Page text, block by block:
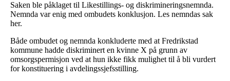
Saken ble påklaget til Likestillings- og diskrimineringsnemnda.
Nemnda var enig med ombudets konklusjon. Les nemndas sak
her.
Både ombudet og nemnda konkluderte med at Fredrikstad
kommune hadde diskriminert en kvinne X på grunn av
omsorgspermisjon ved at hun ikke fikk mulighet til å bli vurdert
for konstituering i avdelingssjefsstilling.